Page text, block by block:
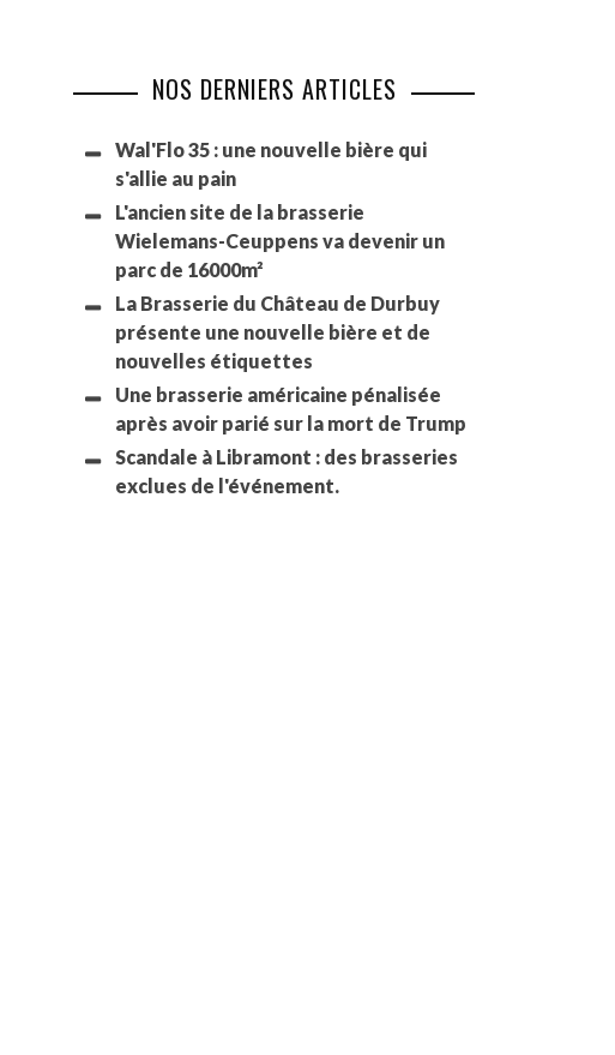
NOS DERNIERS ARTICLES
Wal'Flo 35 : une nouvelle bière qui
s'allie au pain
L'ancien site de la brasserie
Wielemans-Ceuppens va devenir un
parc de 16000m²
La Brasserie du Château de Durbuy
présente une nouvelle bière et de
nouvelles étiquettes
Une brasserie américaine pénalisée
après avoir parié sur la mort de Trump
Scandale à Libramont : des brasseries
exclues de l'événement.